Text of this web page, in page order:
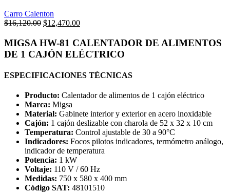
Carro Calenton
$16,120.00 Original
was:
$16,120.00.
$12,470.00Current
is:
$12,470.00.
MIGSA HW-81 CALENTADOR DE ALIMENTOS
DE 1 CAJÓN ELÉCTRICO
ESPECIFICACIONES TÉCNICAS
Producto: Calentador de alimentos de 1 cajón eléctrico
Marca: Migsa
Material: Gabinete interior y exterior en acero inoxidable
Cajón: 1 cajón deslizable con charola de 52 x 32 x 10 cm
Temperatura: Control ajustable de 30 a 90°C
Indicadores: Focos pilotos indicadores, termómetro análogo,
indicador de temperatura
Potencia: 1 kW
Voltaje: 110 V / 60 Hz
Medidas: 750 x 580 x 400 mm
Código SAT: 48101510